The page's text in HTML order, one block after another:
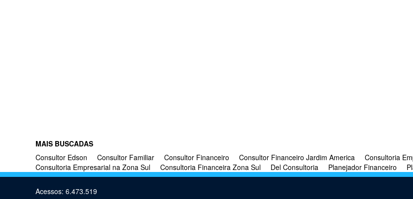
MAIS BUSCADAS
Consultor Edson
Consultor Familiar Consultor Financeiro Consultor Financeiro Jardim America
Consultoria
Consultoria Empresarial na Zona Sul
Consultoria Financeira Zona Sul Del Consultoria Planejador Financeiro
Acessos: 6.473.519